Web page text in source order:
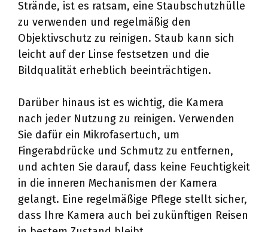
Strände, ist es ratsam, eine Staubschutzhülle
zu verwenden und regelmäßig den
Objektivschutz zu reinigen. Staub kann sich
leicht auf der Linse festsetzen und die
Bildqualität erheblich beeinträchtigen.
Darüber hinaus ist es wichtig, die Kamera
nach jeder Nutzung zu reinigen. Verwenden
Sie dafür ein Mikrofasertuch, um
Fingerabdrücke und Schmutz zu entfernen,
und achten Sie darauf, dass keine Feuchtigkeit
in die inneren Mechanismen der Kamera
gelangt. Eine regelmäßige Pflege stellt sicher,
dass Ihre Kamera auch bei zukünftigen Reisen